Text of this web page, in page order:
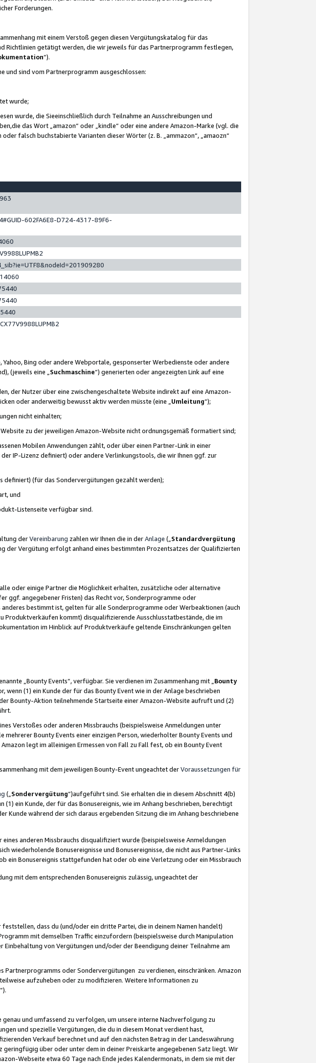
Forderungen.
mit einem Verstoß gegen diesen Vergütungskatalog für das
Richtlinien getätigt werden, die wir jeweils für das Partnerprogramm festlegen,
“).
und sind vom Partnerprogramm ausgeschlossen:
wurde;
wurde, die Sieeinschließlich durch Teilnahme an Ausschreibungen und
das Wort „amazon“ oder „kindle“ oder eine andere Amazon-Marke (vgl. die
falsch buchstabierte Varianten dieser Wörter (z. B. „ammazon“, „amaozn“
602FA6E8-D724-4317-89F6-
Bing oder andere Webportale, gesponserter Werbedienste oder andere
(jeweils eine „ Suchmaschine“) generierten oder angezeigten Link auf eine
der Nutzer über eine zwischengeschaltete Website indirekt auf eine Amazon-
oder anderweitig bewusst aktiv werden müsste (eine „ Umleitung“);
nicht einhalten;
zu der jeweiligen Amazon-Website nicht ordnungsgemäß formatiert sind;
Mobilen Anwendungen zählt, oder über einen Partner-Link in einer
IP-Lizenz definiert) oder andere Verlinkungstools, die wir Ihnen ggf. zur
definiert) (für das Sondervergütungen gezahlt werden);
und
Listenseite verfügbar sind.
derVereinbarung zahlen wir Ihnen die in derAnlage („ Standardvergütung
der Vergütung erfolgt anhand eines bestimmten Prozentsatzes der Qualifizierten
oder einige Partner die Möglichkeit erhalten, zusätzliche oder alternative
ggf. angegebener Fristen) das Recht vor, Sonderprogramme oder
bestimmt ist, gelten für alle Sonderprogramme oder Werbeaktionen (auch
kommt) disqualifizierende Ausschlusstatbestände, die im
im Hinblick auf Produktverkäufe geltende Einschränkungen gelten
„Bounty Events“, verfügbar. Sie verdienen im Zusammenhang mit „ Bounty
(1) ein Kunde der für das Bounty Event wie in der Anlage beschrieben
Bounty-Aktion teilnehmende Startseite einer Amazon-Website aufruft und (2)
Verstoßes oder anderen Missbrauchs (beispielsweise Anmeldungen unter
Bounty Events einer einzigen Person, wiederholter Bounty Events und
legt im alleinigen Ermessen von Fall zu Fall fest, ob ein Bounty Event
mit dem jeweiligen Bounty-Event ungeachtet derVoraussetzungen für
(„ Sondervergütung“)aufgeführt sind. Sie erhalten die in diesem Abschnitt 4(b)
(1) ein Kunde, der für das Bonusereignis, wie im Anhang beschrieben, berechtigt
Kunde während der sich daraus ergebenden Sitzung die im Anhang beschriebene
anderen Missbrauchs disqualifiziert wurde (beispielsweise Anmeldungen
wiederholende Bonusereignisse und Bonusereignisse, die nicht aus Partner-Links
ein Bonusereignis stattgefunden hat oder ob eine Verletzung oder ein Missbrauch
mit dem entsprechenden Bonusereignis zulässig, ungeachtet der
dass du (und/oder ein dritte Partei, die in deinem Namen handelt)
mit demselben Traffic einzufordern (beispielsweise durch Manipulation
von Vergütungen und/oder der Beendigung deiner Teilnahme am
oder Sondervergütungen zu verdienen, einschränken. Amazon
aufzuheben oder zu modifizieren. Weitere Informationen zu
“).
und umfassend zu verfolgen, um unsere interne Nachverfolgung zu
und spezielle Vergütungen, die du in diesem Monat verdient hast,
Verkauf berechnet und auf den nächsten Betrag in der Landeswährung
über oder unter dem in deiner Preiskarte angegebenen Satz liegt. Wir
Webseite etwa 60 Tage nach Ende jedes Kalendermonats, in dem sie mit der